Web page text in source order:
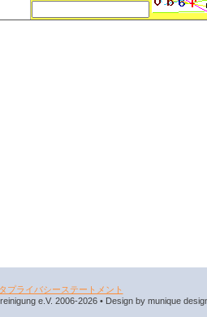
プライバシーステートメント
e.V. 2006-2026 • Design by munique